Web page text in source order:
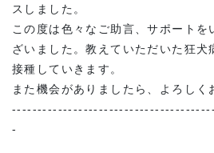
スしました。
この度は色々なご助言、サポートを
ざいました。教えていただいた狂犬
接種していきます。
また機会がありましたら、よろしく
-